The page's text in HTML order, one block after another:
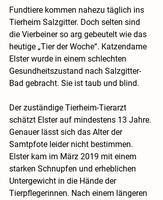
Fundtiere kommen nahezu täglich ins
Tierheim Salzgitter. Doch selten sind
die Vierbeiner so arg gebeutelt wie das
heutige „Tier der Woche“. Katzendame
Elster wurde in einem schlechten
Gesundheitszustand nach Salzgitter-
Bad gebracht. Sie ist taub und blind.
Der zuständige Tierheim-Tierarzt
schätzt Elster auf mindestens 13 Jahre.
Genauer lässt sich das Alter der
Samtpfote leider nicht bestimmen.
Elster kam im März 2019 mit einem
starken Schnupfen und erheblichen
Untergewicht in die Hände der
Tierpflegerinnen. Nach einem längeren